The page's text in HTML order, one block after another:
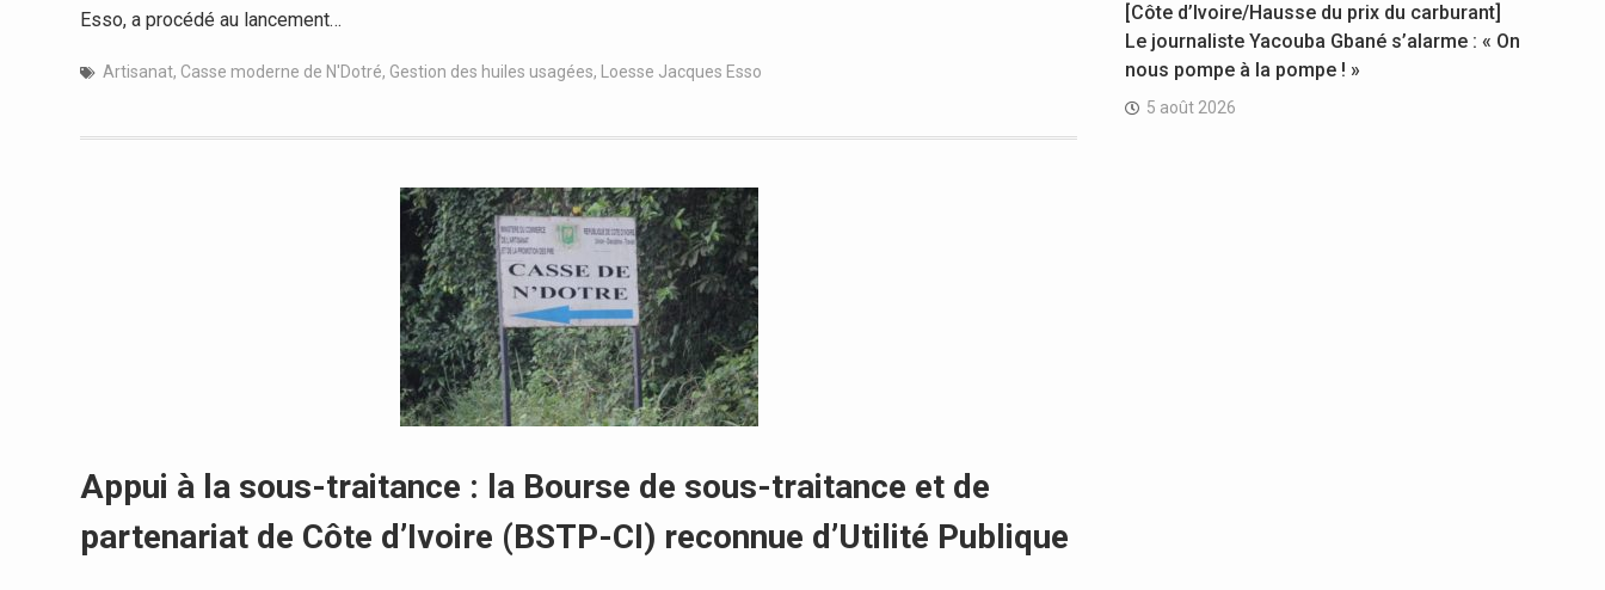
Esso, a procédé au lancement…
Artisanat, Casse moderne de N'Dotré, Gestion des huiles usagées, Loesse Jacques Esso
Appui à la sous-traitance : la Bourse de sous-traitance et de
partenariat de Côte d’Ivoire (BSTP-CI) reconnue d’Utilité Publique
[Côte d’Ivoire/Hausse du prix du carburant]
Le journaliste Yacouba Gbané s’alarme : « On
nous pompe à la pompe ! »
5 août 2026